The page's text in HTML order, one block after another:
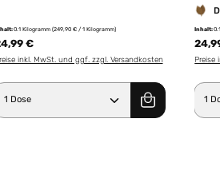
benutze die
gewünschten Wert
0.1 Kilogramm (249,90 € / 1 Kilogramm)
€
inkl. MwSt. und ggf. zzgl. Versandkosten
Anzahl: Gib den
Inhalt:
Preise